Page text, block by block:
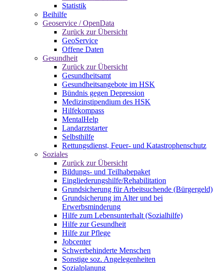
Statistik
Beihilfe
Geoservice / OpenData
Zurück zur Übersicht
GeoService
Offene Daten
Gesundheit
Zurück zur Übersicht
Gesundheitsamt
Gesundheitsangebote im HSK
Bündnis gegen Depression
Medizinstipendium des HSK
Hilfekompass
MentalHelp
Landarztstarter
Selbsthilfe
Rettungsdienst, Feuer- und Katastrophenschutz
Soziales
Zurück zur Übersicht
Bildungs- und Teilhabepaket
Eingliederungshilfe/Rehabilitation
Grundsicherung für Arbeitsuchende (Bürgergeld)
Grundsicherung im Alter und bei
Erwerbsminderung
Hilfe zum Lebensunterhalt (Sozialhilfe)
Hilfe zur Gesundheit
Hilfe zur Pflege
Jobcenter
Schwerbehinderte Menschen
Sonstige soz. Angelegenheiten
Sozialplanung